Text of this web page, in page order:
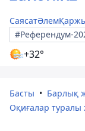
СаясатӘлем
#Референдум-
+32°
Басты
Барлық
Оқиғалар